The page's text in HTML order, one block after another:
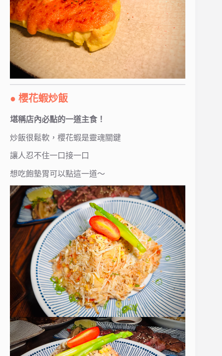
● 櫻花蝦炒飯
堪稱店內必點的一道主食！
炒飯很鬆軟，櫻花蝦是靈魂關鍵
讓人忍不住一口接一口
想吃飽墊胃可以點這一道～